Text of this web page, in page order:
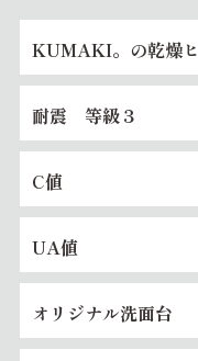
KUMAKI。の乾燥
耐震 等級３
C値
UA値
オリジナル洗面台